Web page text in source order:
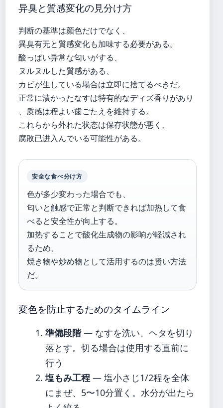
异臭と質感変化の見分け方
判断の基準は颜色だけでなく、
異臭有无と質感変化も加味する必要がある。
酸っぱい异常な匂いがする、
ヌルヌルした質感がある、
カビが生している場合は立即に捨てるべきだ。
正常に漬かったなすは特有的なディズ香りがあり
、质感は程よい歯ごたえを維持する。
これらから外れた状态は保存状態が悪く、
腐敗已进入んでいる可能性がある。
安全な食べ分け方
色が多少変わった場合でも、
匂いと触感で正常と判断できれば加热して食
べると安全性が向上する。
加热することで酸化生成物の影响が軽減され
るため、
焼き物や炒め物として活用するのは贤い方法
だ。
変色を防止するためのタイムライン
準備段階— なすを洗い、ヘタを切り
落とす。切る場合は使用する直前に
行う
塩もみ工程 — 塩小さじ1/2程を全体
にまぜ、5〜10分置く。水分が出たら